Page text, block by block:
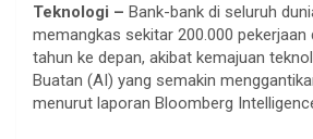
l
e
g
r
c
e
b
o
n
t
e
r
a
t
s
A
Teknologi – Bank-bank di seluruh
memangkas sekitar 200.000 pekerjaan
tahun ke depan, akibat kemajuan
Buatan (AI) yang semakin
menurut laporan Bloomberg